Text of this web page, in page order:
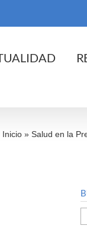
Inicio » Salud en la